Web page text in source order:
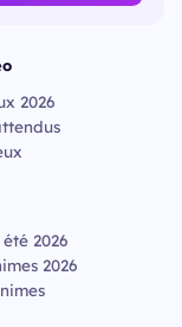
2026
2026
2026